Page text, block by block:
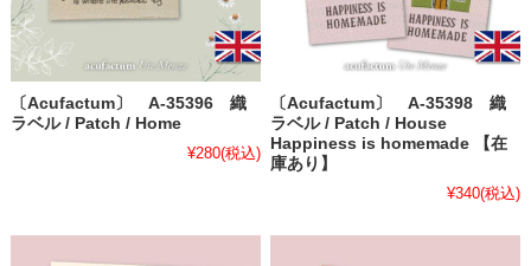
〔Acufactum〕 A-35396 織
ラベル / Patch / Home
¥280(税込)
〔Acufactum〕 A-35398 織
ラベル / Patch / House
Happiness is homemade 【在
庫あり】
¥340(税込)